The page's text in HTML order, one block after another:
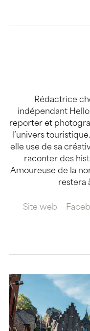
Rédactrice
indépendant
reporter et
l’univers
elle use de sa
raconter des
Amoureuse de la
restera
Site web